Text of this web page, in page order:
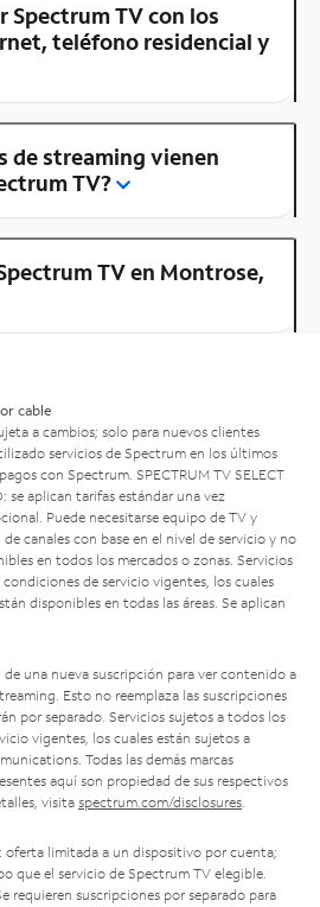
Spectrum TV con los
teléfono residencial y
de streaming vienen
TV?
TV en Montrose,
cable
a cambios; solo para nuevos clientes
servicios de Spectrum en los últimos
con Spectrum. SPECTRUM TV SELECT
se aplican tarifas estándar una vez
Puede necesitarse equipo de TV y
canales con base en el nivel de servicio y no
en todos los mercados o zonas. Servicios
de servicio vigentes, los cuales
disponibles en todas las áreas. Se aplican
una nueva suscripción para ver contenido a
Esto no reemplaza las suscripciones
por separado. Servicios sujetos a todos los
vigentes, los cuales están sujetos a
Todas las demás marcas
aquí son propiedad de sus respectivos
visita spectrum.com/disclosures.
oferta limitada a un dispositivo por cuenta;
que el servicio de Spectrum TV elegible.
requieren suscripciones por separado para